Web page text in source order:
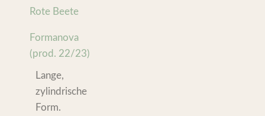
Rote Beete
Formanova
(prod. 22/23)
Lange,
zylindrische
Form.